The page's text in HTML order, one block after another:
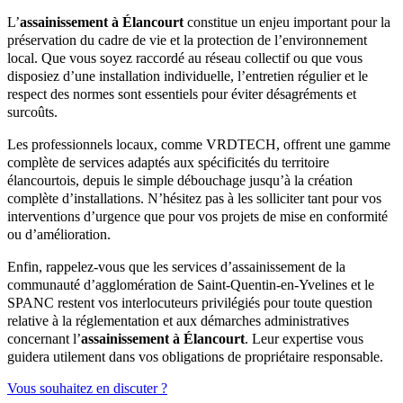
public (débordement de regard sur la voie publique), contactez le
service d’astreinte de Saint-Quentin-en-Yvelines au numéro dédié
aux urgences, 4) En cas de pollution avérée ou de risque sanitaire
important, informez également la mairie d’Élancourt. Conservez
tous les justificatifs d’intervention pour d’éventuelles démarches
d’assurance.
contacté. En cas d’urgence (remontées d’eaux usées, toilettes
complètement bouchées), la plupart des professionnels locaux
interviennent dans un délai de 1 à 4 heures. Pour des problèmes
moins critiques (écoulement lent), comptez généralement 24 à 48
heures. Plusieurs entreprises d’assainissement à Élancourt proposent
un service 7j/7 avec des majorations tarifaires pour les interventions
coordonnées d’un prestataire de confiance avant qu’une urgence ne
survienne.
L’assainissement à Élancourt constitue un enjeu important pour la
préservation du cadre de vie et la protection de l’environnement
local. Que vous soyez raccordé au réseau collectif ou que vous
disposiez d’une installation individuelle, l’entretien régulier et le
respect des normes sont essentiels pour éviter désagréments et
surcoûts.
Les professionnels locaux, comme VRDTECH, offrent une gamme
complète de services adaptés aux spécificités du territoire
élancourtois, depuis le simple débouchage jusqu’à la création
complète d’installations. N’hésitez pas à les solliciter tant pour vos
interventions d’urgence que pour vos projets de mise en conformité
ou d’amélioration.
Enfin, rappelez-vous que les services d’assainissement de la
communauté d’agglomération de Saint-Quentin-en-Yvelines et le
SPANC restent vos interlocuteurs privilégiés pour toute question
relative à la réglementation et aux démarches administratives
concernant l’assainissement à Élancourt. Leur expertise vous
guidera utilement dans vos obligations de propriétaire responsable.
Vous souhaitez en discuter ?